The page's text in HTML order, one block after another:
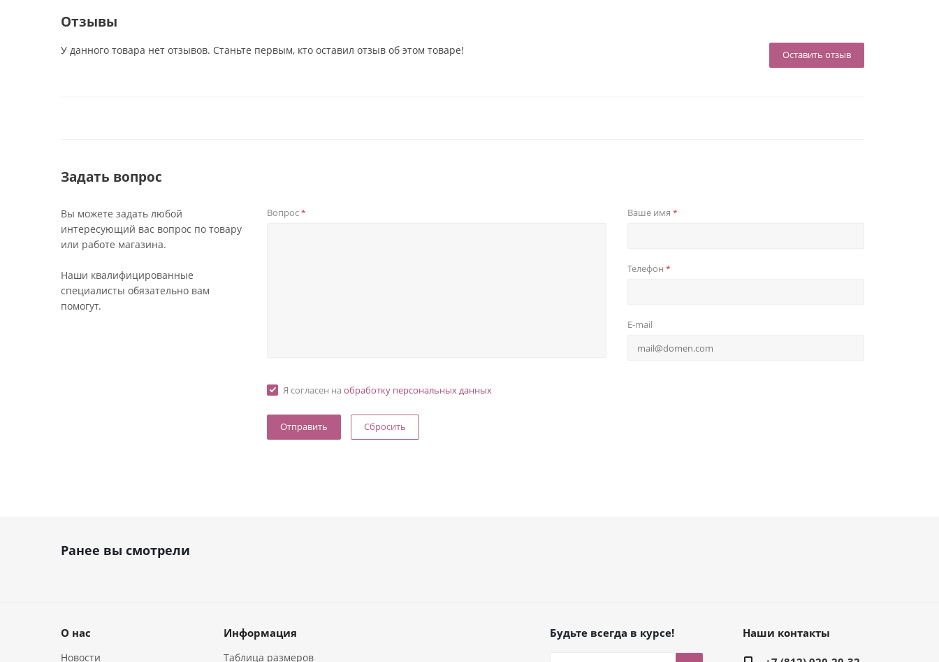
Отзывы
Оставить отзыв
У данного товара нет отзывов. Станьте первым, кто оставил отзыв об этом товаре!
Задать вопрос
Вы можете задать любой
интересующий вас вопрос по товару
или работе магазина.
Наши квалифицированные
специалисты обязательно вам
помогут.
Вопрос* Ваше имя*
Телефон*
E-mail
Я согласен на обработку персональных данных
Сбросить
Ранее вы смотрели
О нас
Новости
Информация
Таблица размеров
Будьте всегда в курсе! Наши контакты